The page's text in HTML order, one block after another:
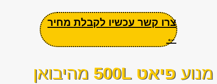
צרו קשר עכשיו לקבלת מחיר
←
מנוע פיאט 500L
מהיבואן